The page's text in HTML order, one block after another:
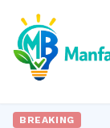
BREAKING